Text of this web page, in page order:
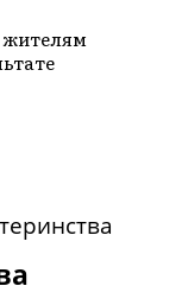
жителям